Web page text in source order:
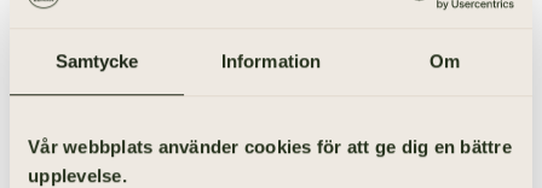
Samtycke Information Om
Vår webbplats använder cookies för att ge dig en bättre
upplevelse.
031-355 40 68
Vill du framföra något specifikt
till oss? Ring mig.